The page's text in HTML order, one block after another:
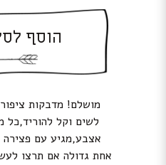
הוסף
מושלם! מדבקות
לשים וקל
אצבע,מגיע עם פצירה
אחת גדולה אם תרצו